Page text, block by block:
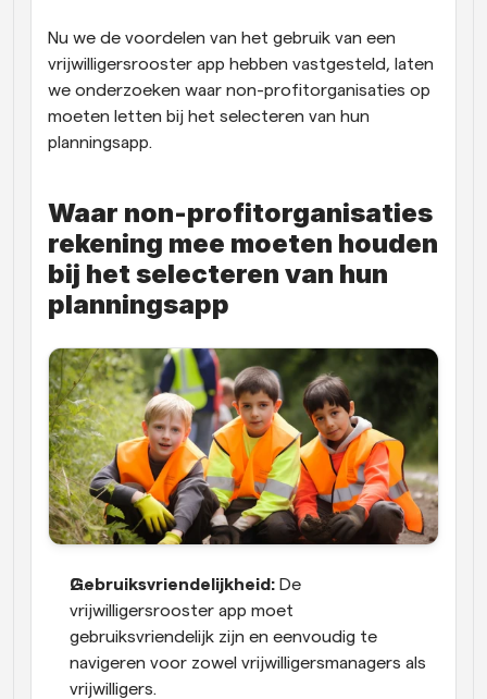
Nu we de voordelen van het gebruik van een
vrijwilligersrooster app hebben vastgesteld, laten
we onderzoeken waar non-profitorganisaties op
moeten letten bij het selecteren van hun
planningsapp.
Waar non-profitorganisaties
rekening mee moeten houden
bij het selecteren van hun
planningsapp
Gebruiksvriendelijkheid: De
vrijwilligersrooster app moet
gebruiksvriendelijk zijn en eenvoudig te
navigeren voor zowel vrijwilligersmanagers als
vrijwilligers.